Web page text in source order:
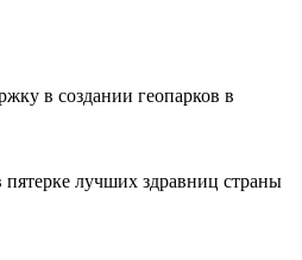
в создании геопарков в
лучших здравниц страны